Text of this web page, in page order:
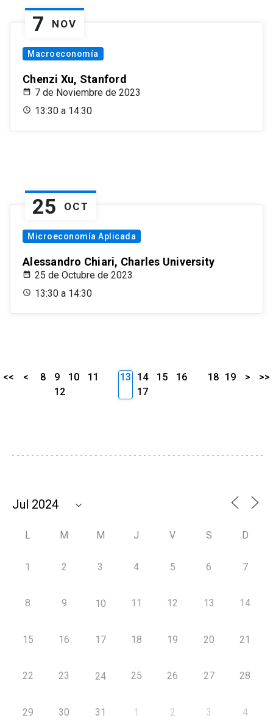
7 NOV
Macroeconomía
Chenzi Xu, Stanford
7 de Noviembre de 2023
13:30 a 14:30
25 OCT
Microeconomía Aplicada
Alessandro Chiari, Charles University
25 de Octubre de 2023
13:30 a 14:30
<< < 8 9 10
11
12
13 14 15
16
17
18 19 > >>
L M M J V S D
1 2 3 4 5 6 7
8 9 10 11 12 13 14
15 16 17 18 19 20 21
22 23 24 25 26 27 28
29 30 31 1 2 3 4